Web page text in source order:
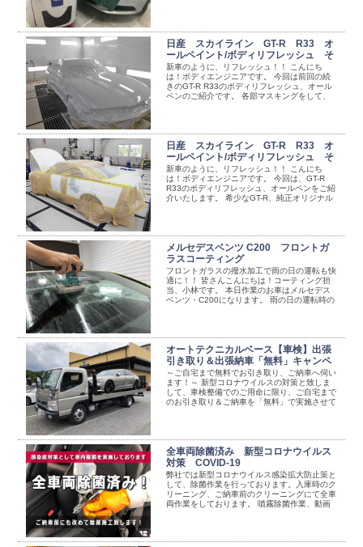
日産 スカイライン GT-R R33 オ
ールペイント/ボディリフレッシュ そ
の②
新車のように、リフレッシュ！！ こんにち
は！ボディエンジニアです。 今回は前回の続
きのGT-R R33のボディリフレッシュ、オール
ペンのご紹介です。 各部マスキングをして、
日産 スカイライン GT-R R33 オ
ールペイント/ボディリフレッシュ そ
の①
新車のように、リフレッシュ！！ こんにち
は！ボディエンジニアです。 今回は、GT-R
R33のボディリフレッシュ、オールペンをご紹
介いたします。 希少なGT-R、純正オリジナル
メルセデスベンツ C200 フロントガ
ラスコーティング
フロントガラスの撥水加工で雨の日の運転も快
適に！！ 皆さんこんにちは！コーティング担
当、小林です。 本日作業のお車はメルセデス
ベンツ・C200になります。 雨の日の運転時の
オートテクニカルベース【車検】出張
引き取り＆出張納車「無料」キャンペ
ーン
～ご自宅まで無料でお引き取り、ご納車へ伺い
ます！～ 新型コロナウイルスの対策と致しま
して、車検整備でのご用命に限り、ご自宅まで
のお引き取り＆ご納車を「無料」で実施させて
全車両除菌済み 新型コロナウイルス
対策 COVID-19
弊社では新型コロナウイルス感染拡大防止策と
して、除菌作業を行っております。入庫時のク
リーニング、ご納車前のクリーニングにて全車
両作業をしております。 噴霧除菌作業、動画